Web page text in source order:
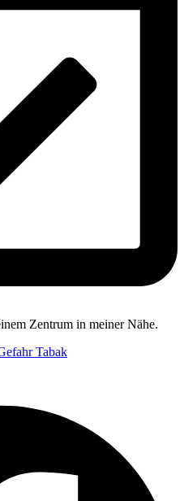
Zentrum in meiner Nähe.
Tabak